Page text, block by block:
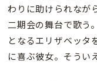
わりに助けられなが
二期会の舞台で歌う
となるエリザベッタ
に喜ぶ彼女。そうい